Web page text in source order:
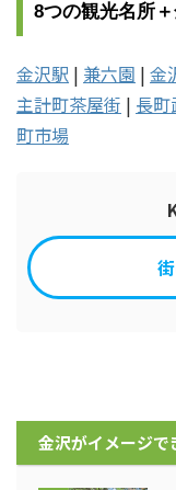
8つの観光名所
金沢駅 | 兼六園 | 金
主計町茶屋街 | 長
町市場
金沢がイメージで